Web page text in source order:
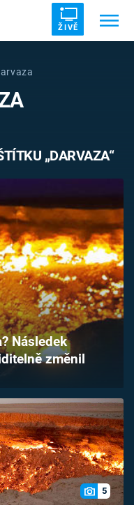
ŽIVĚ
VÁLKA
„DARVAZA“
Následek
změnil
5